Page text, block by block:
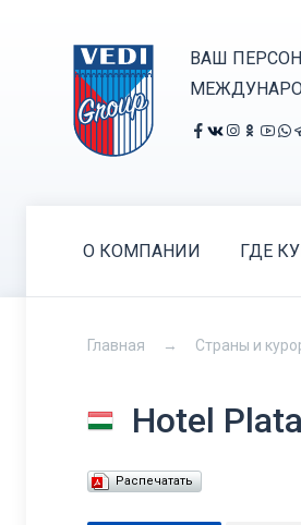
ВАШ
О КОМПАНИИ ГДЕ
Главная Страны и
Hotel
Распечатать